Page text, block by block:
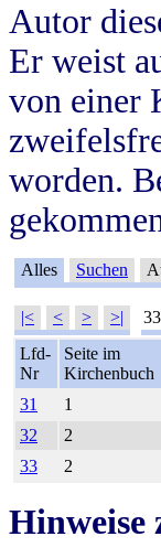
Autor
Er weist
von einer
worden.
Alles Suchen
|< < > >|
Lfd-
Nr
Seite im
Kirchenbuch
31
1
32
2
33
2
Hinweise